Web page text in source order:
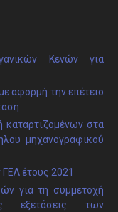
Κενών για
αφορμή την επέτειο
καταρτιζομένων στα
μηχανογραφικού
έτους 2021
για τη συμμετοχή
εξετάσεις των